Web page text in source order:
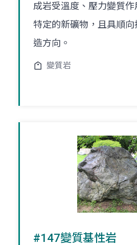
成岩受溫度、壓力變質
特定的新礦物，且具順
造方向。
變質岩
#147變質基性岩